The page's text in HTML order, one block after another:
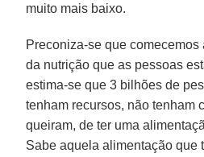
muito mais baixo.
Preconiza-se que
da nutrição que as pessoas
estima-se que 3 bilhões de
tenham recursos, não tenham
queiram, de ter uma
Sabe aquela alimentação que